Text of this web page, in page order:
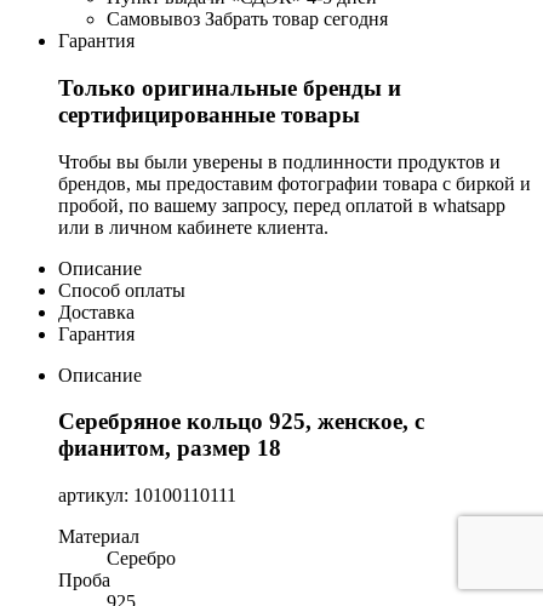
Самовывоз Забрать товар сегодня
Гарантия
Только оригинальные бренды и
сертифицированные товары
Чтобы вы были уверены в подлинности продуктов и
брендов, мы предоставим фотографии товара с биркой и
пробой, по вашему запросу, перед оплатой в whatsapp
или в личном кабинете клиента.
Описание
Способ оплаты
Доставка
Гарантия
Описание
Серебряное кольцо 925, женское, с
фианитом, размер 18
артикул: 10100110111
Материал
Серебро
Проба